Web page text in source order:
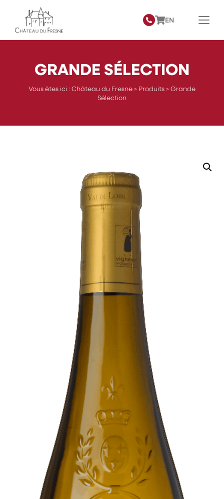
EN
GRANDE SÉLECTION
Vous êtes ici : Château du Fresne > Produits > Grande
Sélection